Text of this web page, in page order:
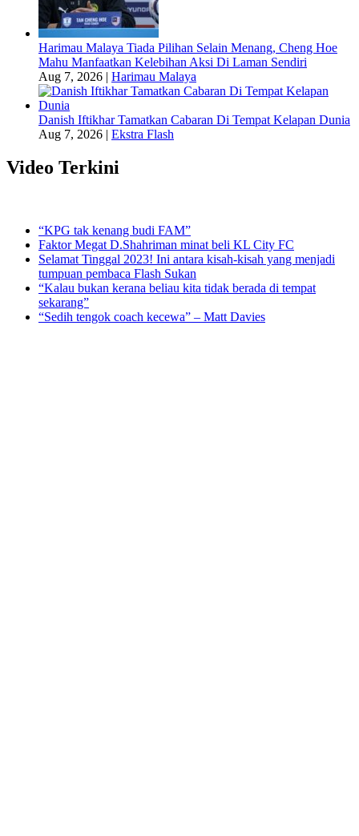
Harimau Malaya Tiada Pilihan Selain Menang, Cheng Hoe
Mahu Manfaatkan Kelebihan Aksi Di Laman Sendiri
Aug 7, 2026 | Harimau Malaya
Danish Iftikhar Tamatkan Cabaran Di Tempat Kelapan Dunia
Aug 7, 2026 | Ekstra Flash
Video Terkini
“KPG tak kenang budi FAM”
Faktor Megat D.Shahriman minat beli KL City FC
Selamat Tinggal 2023! Ini antara kisah-kisah yang menjadi
tumpuan pembaca Flash Sukan
“Kalau bukan kerana beliau kita tidak berada di tempat
sekarang”
“Sedih tengok coach kecewa” – Matt Davies